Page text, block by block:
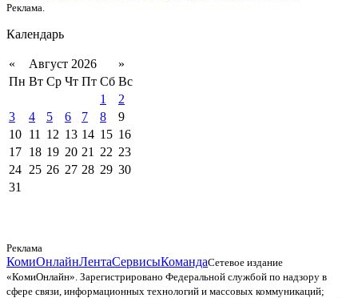
Реклама.
Календарь
« Август 2026
»
Пн Вт Ср Чт Пт Сб Вс
1
2
3
4 5 6 7 8
9
10 11 12 13 14 15 16
17 18 19 20 21 22 23
24 25 26 27 28 29 30
31
Реклама
КомиОнлайнЛентаСервисыКомандаСетевое издание
«КомиОнлайн». Зарегистрировано Федеральной службой по надзору в
сфере связи, информационных технологий и массовых коммуникаций;